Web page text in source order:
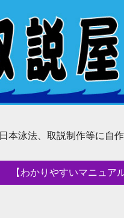
本泳法、取説制作等に自
【わかりやすいマニュア